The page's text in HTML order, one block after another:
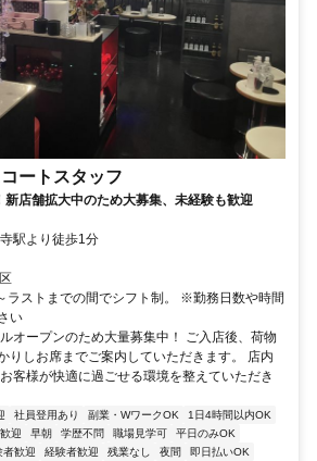
ートスタッフ
新店舗拡大中のため大募集、未経験も歓迎
駅より徒歩1分
ラストまでの間でシフト制。 ※勤務日数や時間
い
オープンのため大量募集中！ ご入店後、荷物
りしお席までご案内していただきます。 店内
客様が快適に過ごせる環境を整えていただき
社員登用あり 副業・WワークOK
1日4時間以内OK
迎 早朝 学歴不問 職場見学可
平日のみOK
者歓迎 経験者歓迎 残業なし 夜間
即日払いOK